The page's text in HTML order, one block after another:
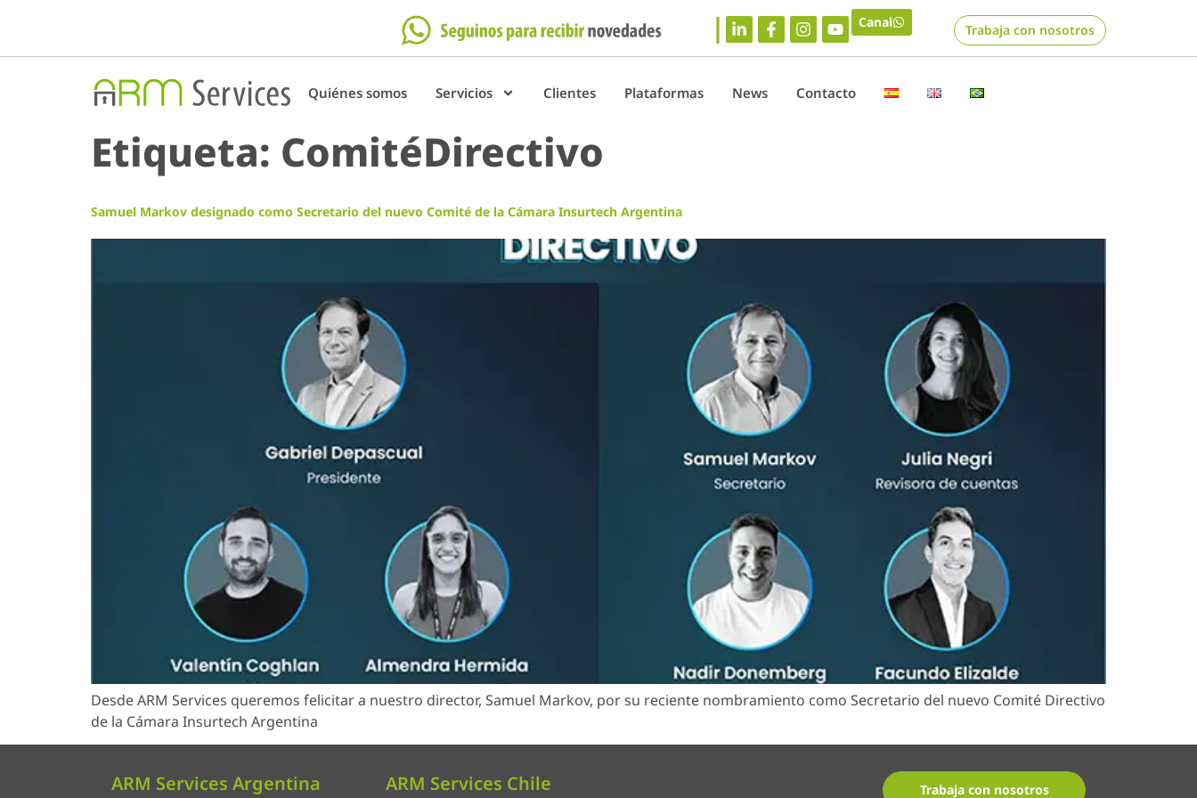
Canal Trabaja con nosotros
Quiénes somos Servicios Clientes Plataformas News Contacto
Etiqueta: ComitéDirectivo
Samuel Markov designado como Secretario del nuevo Comité de la Cámara Insurtech Argentina
Desde ARM Services queremos felicitar a nuestro director, Samuel Markov, por su reciente nombramiento como Secretario del nuevo Comité Directivo
de la Cámara Insurtech Argentina
ARM Services Argentina ARM Services Chile Trabaja con nosotros